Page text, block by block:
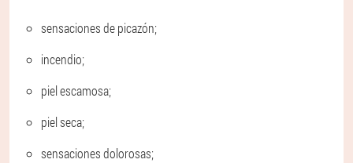
sensaciones de picazón;
incendio;
piel escamosa;
piel seca;
sensaciones dolorosas;